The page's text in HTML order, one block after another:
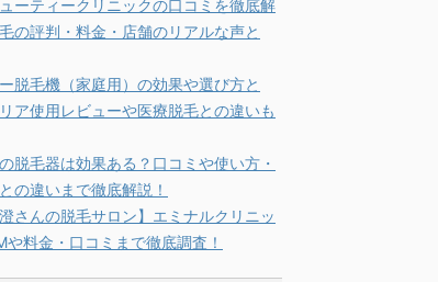
ーティークリニックの口コミを徹底解
の評判・料金・店舗のリアルな声と
脱毛機（家庭用）の効果や選び方と
ア使用レビューや医療脱毛との違いも
脱毛器は効果ある？口コミや使い方・
の違いまで徹底解説！
澄さんの脱毛サロン】エミナルクリニッ
や料金・口コミまで徹底調査！